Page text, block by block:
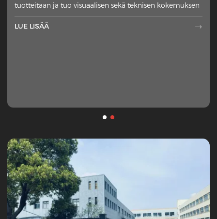
tuotteitaan ja tuo visuaalisen sekä teknisen kokemuksen
LUE LISÄÄ 